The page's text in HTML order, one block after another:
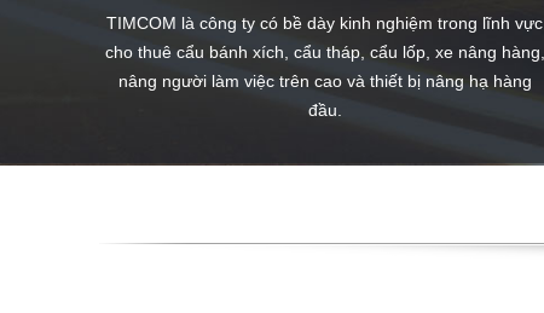
TIMCOM là công ty có bề dày kinh nghiệm trong lĩnh vực
cho thuê cẩu bánh xích, cẩu tháp, cẩu lốp, xe nâng hàng,
nâng người làm việc trên cao và thiết bị nâng hạ hàng
đầu.